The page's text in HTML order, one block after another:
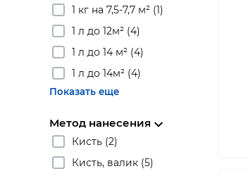
1 кг на 7,5-7,7 м² (1)
1 л до 12м² (4)
1 л до 14 м² (4)
1 л до 14м² (4)
Показать еще
Метод нанесения
Кисть (2)
Кисть, валик (5)